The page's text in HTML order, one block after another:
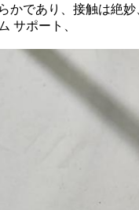
かであり、接触は絶妙
サポート、